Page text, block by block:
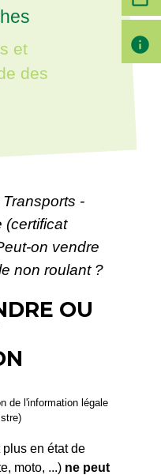
et
des
Transports -
(certificat
on vendre
non roulant ?
OU
de l'information légale
en état de
moto, ...) ne peut
info